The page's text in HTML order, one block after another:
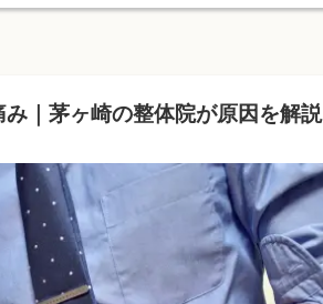
｜茅ヶ崎の整体院が原因を解説